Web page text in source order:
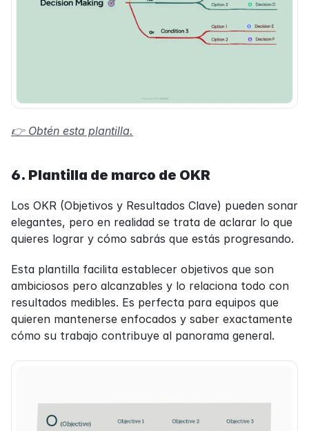
👉 Obtén esta plantilla.
6. Plantilla de marco de OKR
Los OKR (Objetivos y Resultados Clave) pueden sonar
elegantes, pero en realidad se trata de aclarar lo que
quieres lograr y cómo sabrás que estás progresando.
Esta plantilla facilita establecer objetivos que son
ambiciosos pero alcanzables y lo relaciona todo con
resultados medibles. Es perfecta para equipos que
quieren mantenerse enfocados y saber exactamente
cómo su trabajo contribuye al panorama general.